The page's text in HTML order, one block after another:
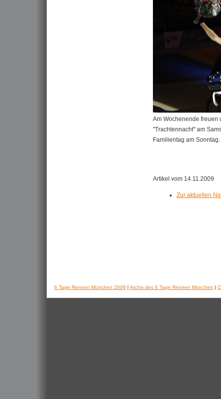
Am Wochenende freuen
''Trachtennacht'' am
Familientag am Sonntag.
Artikel vom 14.11.2009
Zur aktuellen
6 Tage Rennen München 2009 | Archiv des 6 Tage Rennen München |